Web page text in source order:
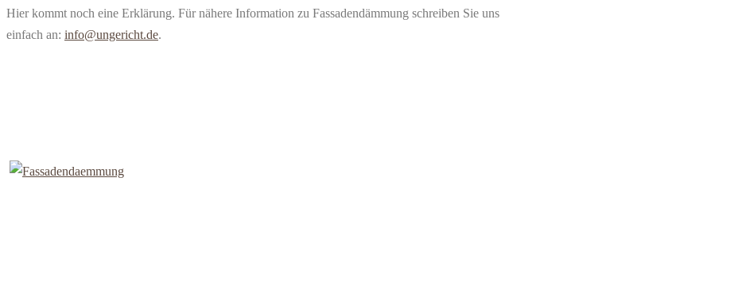
Hier kommt noch eine Erklärung. Für nähere Information zu Fassadendämmung schreiben Sie uns
einfach an: info@ungericht.de.